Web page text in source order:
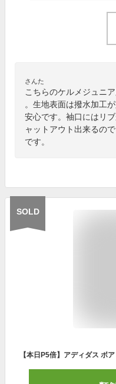
さんた
こちらのケルメジュニ
。生地表面は撥水加工
安心です。袖口にはリ
ャットアウト出来るの
です。
SOLD